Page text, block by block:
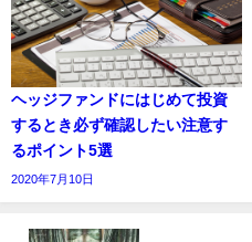
ヘッジファンドにはじめて投資
するとき必ず確認したい注意す
るポイント5選
2020年7月10日